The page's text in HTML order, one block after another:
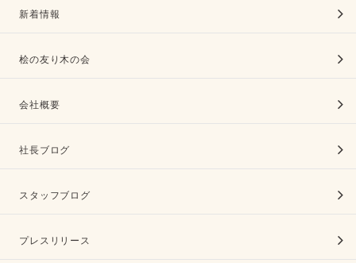
新着情報
桧の友り木の会
会社概要
社長ブログ
スタッフブログ
プレスリリース